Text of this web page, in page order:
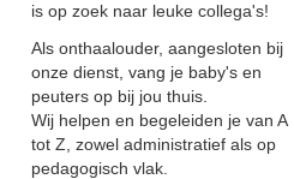
is op zoek naar leuke collega's!
Als onthaalouder, aangesloten bij
onze dienst, vang je baby's en
peuters op bij jou thuis.
Wij helpen en begeleiden je van A
tot Z, zowel administratief als op
pedagogisch vlak.